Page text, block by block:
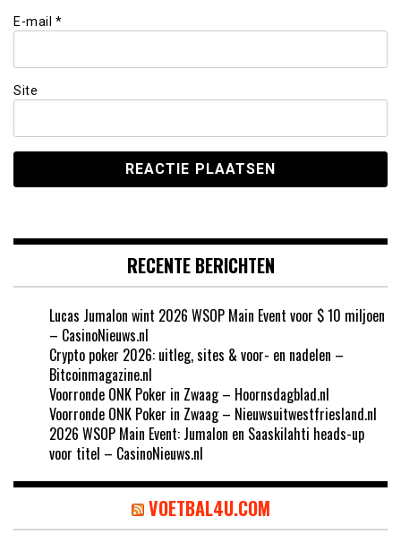
E-mail *
Site
RECENTE BERICHTEN
Lucas Jumalon wint 2026 WSOP Main Event voor $ 10 miljoen
– CasinoNieuws.nl
Crypto poker 2026: uitleg, sites & voor- en nadelen –
Bitcoinmagazine.nl
Voorronde ONK Poker in Zwaag – Hoornsdagblad.nl
Voorronde ONK Poker in Zwaag – Nieuwsuitwestfriesland.nl
2026 WSOP Main Event: Jumalon en Saaskilahti heads-up
voor titel – CasinoNieuws.nl
VOETBAL4U.COM